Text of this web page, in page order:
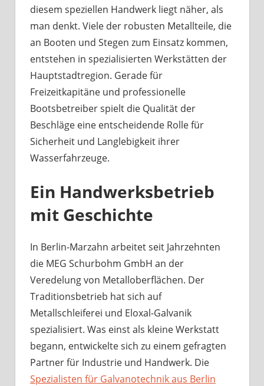
diesem speziellen Handwerk liegt näher, als
man denkt. Viele der robusten Metallteile, die
an Booten und Stegen zum Einsatz kommen,
entstehen in spezialisierten Werkstätten der
Hauptstadtregion. Gerade für
Freizeitkapitäne und professionelle
Bootsbetreiber spielt die Qualität der
Beschläge eine entscheidende Rolle für
Sicherheit und Langlebigkeit ihrer
Wasserfahrzeuge.
Ein Handwerksbetrieb
mit Geschichte
In Berlin-Marzahn arbeitet seit Jahrzehnten
die MEG Schurbohm GmbH an der
Veredelung von Metalloberflächen. Der
Traditionsbetrieb hat sich auf
Metallschleiferei und Eloxal-Galvanik
spezialisiert. Was einst als kleine Werkstatt
begann, entwickelte sich zu einem gefragten
Partner für Industrie und Handwerk. Die
Spezialisten für Galvanotechnik aus Berlin